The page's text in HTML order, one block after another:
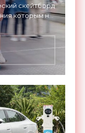
скейтборд
которым не